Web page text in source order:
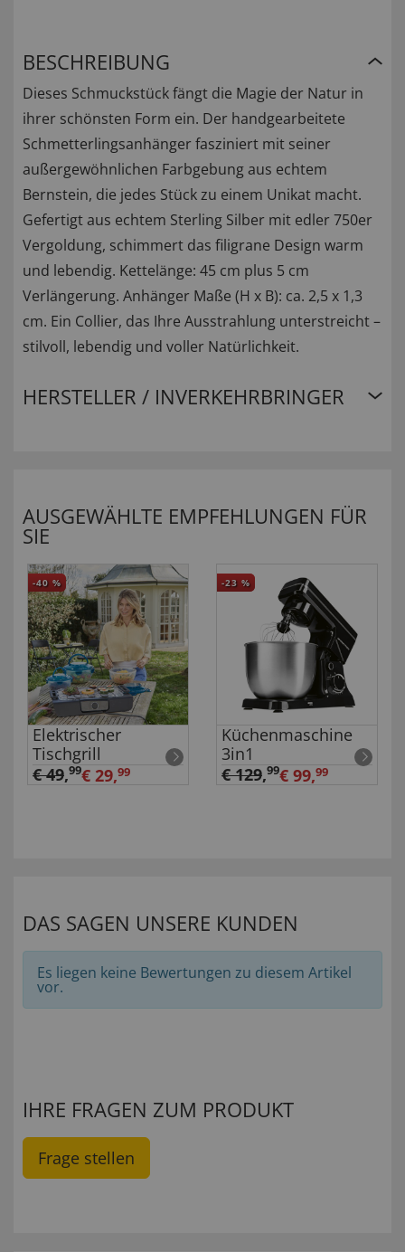
BESCHREIBUNG
Dieses Schmuckstück fängt die Magie der Natur in
ihrer schönsten Form ein. Der handgearbeitete
Schmetterlingsanhänger fasziniert mit seiner
außergewöhnlichen Farbgebung aus echtem
Bernstein, die jedes Stück zu einem Unikat macht.
Gefertigt aus echtem Sterling Silber mit edler 750er
Vergoldung, schimmert das filigrane Design warm
und lebendig. Kettelänge: 45 cm plus 5 cm
Verlängerung. Anhänger Maße (H x B): ca. 2,5 x 1,3
cm. Ein Collier, das Ihre Ausstrahlung unterstreicht –
stilvoll, lebendig und voller Natürlichkeit.
HERSTELLER / INVERKEHRBRINGER
AUSGEWÄHLTE EMPFEHLUNGEN FÜR
SIE
-40 %
Elektrischer
Tischgrill
€ 49,99€ 29,99
-23 %
Küchenmaschine
3in1
€ 129,99€ 99,99
DAS SAGEN UNSERE KUNDEN
Es liegen keine Bewertungen zu diesem Artikel
vor.
IHRE FRAGEN ZUM PRODUKT
Frage stellen